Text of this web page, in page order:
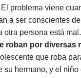
El problema viene
a ser conscientes
otra persona está mal.
roban por diversas
que roba
su hermano, y el